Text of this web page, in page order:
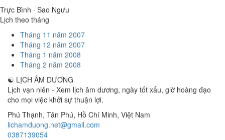
Trực Bình · Sao Ngưu
Lịch theo tháng
Tháng 11 năm 2007
Tháng 12 năm 2007
Tháng 1 năm 2008
Tháng 2 năm 2008
☯ LỊCH ÂM DƯƠNG
Lịch vạn niên - Xem lịch âm dương, ngày tốt xấu, giờ hoàng đạo
cho mọi việc khởi sự thuận lợi.
Phú Thạnh, Tân Phú, Hồ Chí Minh, Việt Nam
lichamduong.net@gmail.com
0387139054